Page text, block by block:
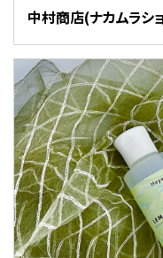
中村商店(ナカムラシ